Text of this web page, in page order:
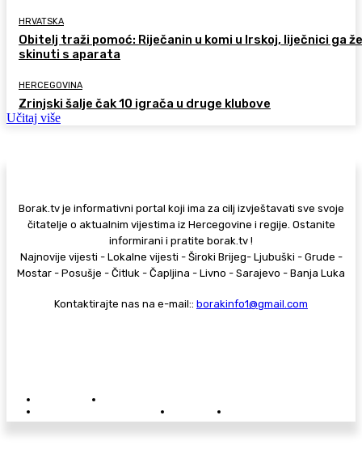
HRVATSKA
Obitelj traži pomoć: Riječanin u komi u Irskoj, liječnici ga
skinuti s aparata
HERCEGOVINA
Zrinjski šalje čak 10 igrača u druge klubove
Učitaj više
Borak.tv je informativni portal koji ima za cilj izvještavati sve svoje
čitatelje o aktualnim vijestima iz Hercegovine i regije. Ostanite
informirani i pratite borak.tv !
Najnovije vijesti - Lokalne vijesti - Široki Brijeg- Ljubuški - Grude -
Mostar - Posušje - Čitluk - Čapljina - Livno - Sarajevo - Banja Luka
Kontaktirajte nas na e-mail:: borakinfo1@gmail.com